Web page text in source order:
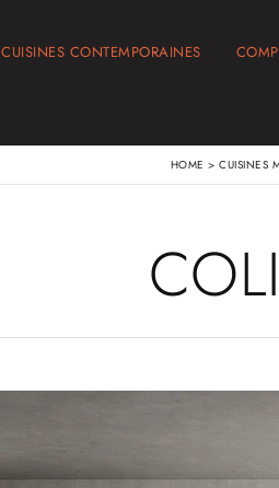
CUISINES CONTEMPORAINES
HOME > CUISINES